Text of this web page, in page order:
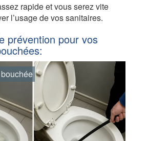
rapide et vous serez vite
l’usage de vos sanitaires.
prévention pour vos